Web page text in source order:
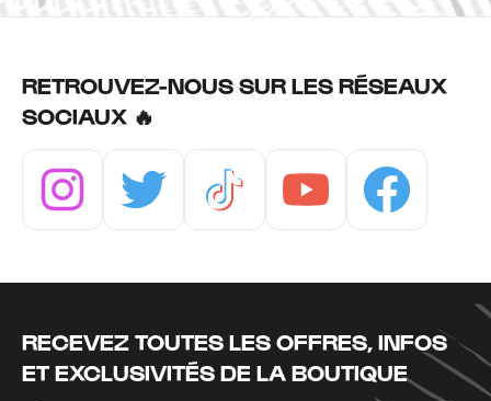
RETROUVEZ-NOUS SUR LES RÉSEAUX
SOCIAUX 🔥
RECEVEZ TOUTES LES OFFRES, INFOS
ET EXCLUSIVITÉS DE LA BOUTIQUE